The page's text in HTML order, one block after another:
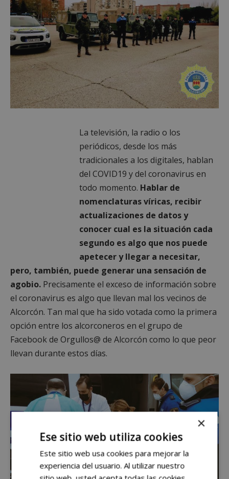
La televisión, la radio o los
periódicos, desde los más
tradicionales a los digitales, hablan
del COVID19 y del coronavirus en
todo momento. Hablar de
nomenclaturas víricas, recibir
actualizaciones de datos y
conocer cual es la situación cada
segundo es algo que nos puede
apetecer y llegar a necesitar,
pero, también, puede generar una sensación de
agobio. Precisamente el exceso de información sobre
el coronavirus es algo que llevan mal los vecinos de
Alcorcón. Tan mal que ha sido votada como la primera
opción entre los alcorconeros en el grupo de
Facebook de Orgullos@ de Alcorcón como lo que peor
llevan durante estos días.
×
Ese sitio web utiliza cookies
Este sitio web usa cookies para mejorar la
experiencia del usuario. Al utilizar nuestro